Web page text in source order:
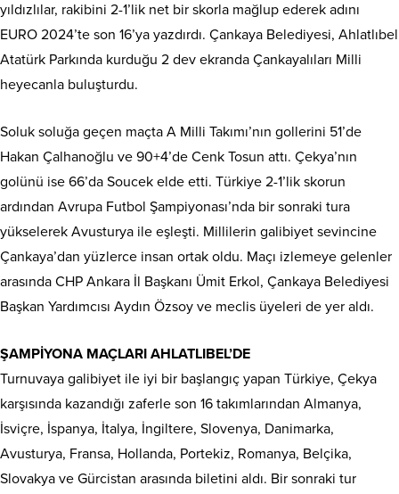
yıldızlılar, rakibini 2-1’lik net bir skorla mağlup ederek adını
EURO 2024’te son 16’ya yazdırdı. Çankaya Belediyesi, Ahlatlıbel
Atatürk Parkında kurduğu 2 dev ekranda Çankayalıları Milli
heyecanla buluşturdu.
Soluk soluğa geçen maçta A Milli Takımı’nın gollerini 51’de
Hakan Çalhanoğlu ve 90+4’de Cenk Tosun attı. Çekya’nın
golünü ise 66’da Soucek elde etti. Türkiye 2-1’lik skorun
ardından Avrupa Futbol Şampiyonası’nda bir sonraki tura
yükselerek Avusturya ile eşleşti. Millilerin galibiyet sevincine
Çankaya’dan yüzlerce insan ortak oldu. Maçı izlemeye gelenler
arasında CHP Ankara İl Başkanı Ümit Erkol, Çankaya Belediyesi
Başkan Yardımcısı Aydın Özsoy ve meclis üyeleri de yer aldı.
ŞAMPİYONA MAÇLARI AHLATLIBEL’DE
Turnuvaya galibiyet ile iyi bir başlangıç yapan Türkiye, Çekya
karşısında kazandığı zaferle son 16 takımlarından Almanya,
İsviçre, İspanya, İtalya, İngiltere, Slovenya, Danimarka,
Avusturya, Fransa, Hollanda, Portekiz, Romanya, Belçika,
Slovakya ve Gürcistan arasında biletini aldı. Bir sonraki tur